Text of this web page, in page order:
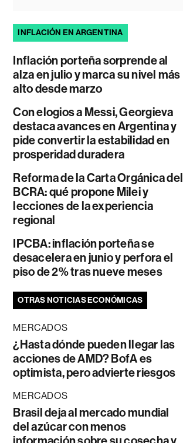
INFLACIÓN EN ARGENTINA
Inflación porteña sorprende al
alza en julio y marca su nivel más
alto desde marzo
Con elogios a Messi, Georgieva
destaca avances en Argentina y
pide convertir la estabilidad en
prosperidad duradera
Reforma de la Carta Orgánica del
BCRA: qué propone Milei y
lecciones de la experiencia
regional
IPCBA: inflación porteña se
desacelera en junio y perfora el
piso de 2% tras nueve meses
OTRAS NOTICIAS ECONÓMICAS
MERCADOS
¿Hasta dónde pueden llegar las
acciones de AMD? BofA es
optimista, pero advierte riesgos
MERCADOS
Brasil deja al mercado mundial
del azúcar con menos